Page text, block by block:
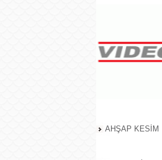
AHŞAP KESİM